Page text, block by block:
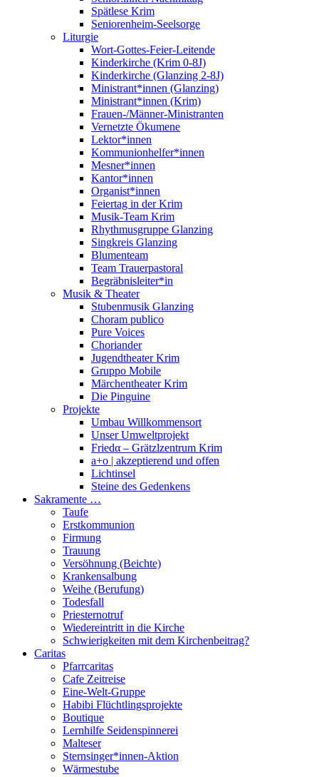
Spätlese Krim
Seniorenheim-Seelsorge
Liturgie
Wort-Gottes-Feier-Leitende
Kinderkirche (Krim 0-8J)
Kinderkirche (Glanzing 2-8J)
Ministrant*innen (Glanzing)
Ministrant*innen (Krim)
Frauen-/Männer-Ministranten
Vernetzte Ökumene
Lektor*innen
Kommunionhelfer*innen
Mesner*innen
Kantor*innen
Organist*innen
Feiertag in der Krim
Musik-Team Krim
Rhythmusgruppe Glanzing
Singkreis Glanzing
Blumenteam
Team Trauerpastoral
Begräbnisleiter*in
Musik & Theater
Stubenmusik Glanzing
Choram publico
Pure Voices
Choriander
Jugendtheater Krim
Gruppo Mobile
Märchentheater Krim
Die Pinguine
Projekte
Umbau Willkommensort
Unser Umweltprojekt
Friedα – Grätzlzentrum Krim
a+o | akzeptierend und offen
Lichtinsel
Steine des Gedenkens
Sakramente …
Taufe
Erstkommunion
Firmung
Trauung
Versöhnung (Beichte)
Krankensalbung
Weihe (Berufung)
Todesfall
Priesternotruf
Wiedereintritt in die Kirche
Schwierigkeiten mit dem Kirchenbeitrag?
Caritas
Pfarrcaritas
Cafe Zeitreise
Eine-Welt-Gruppe
Habibi Flüchtlingsprojekte
Boutique
Lernhilfe Seidenspinnerei
Malteser
Sternsinger*innen-Aktion
Wärmestube